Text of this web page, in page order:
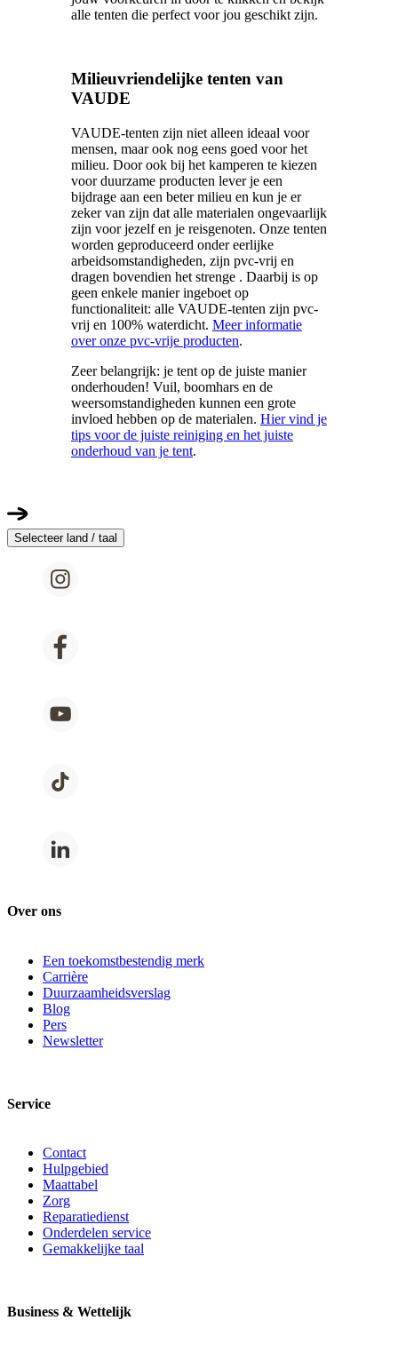
alle tenten die perfect voor jou geschikt zijn.
Milieuvriendelijke tenten van
VAUDE
VAUDE-tenten zijn niet alleen ideaal voor
mensen, maar ook nog eens goed voor het
milieu. Door ook bij het kamperen te kiezen
voor duurzame producten lever je een
bijdrage aan een beter milieu en kun je er
zeker van zijn dat alle materialen ongevaarlijk
zijn voor jezelf en je reisgenoten. Onze tenten
worden geproduceerd onder eerlijke
arbeidsomstandigheden, zijn pvc-vrij en
dragen bovendien het strenge . Daarbij is op
geen enkele manier ingeboet op
functionaliteit: alle VAUDE-tenten zijn pvc-
vrij en 100% waterdicht. Meer informatie
over onze pvc-vrije producten.
Zeer belangrijk: je tent op de juiste manier
onderhouden! Vuil, boomhars en de
weersomstandigheden kunnen een grote
invloed hebben op de materialen. Hier vind je
tips voor de juiste reiniging en het juiste
onderhoud van je tent.
Selecteer land / taal
Over ons
Een toekomstbestendig merk
Carrière
Duurzaamheidsverslag
Blog
Pers
Newsletter
Service
Contact
Hulpgebied
Maattabel
Zorg
Reparatiedienst
Onderdelen service
Gemakkelijke taal
Business & Wettelijk